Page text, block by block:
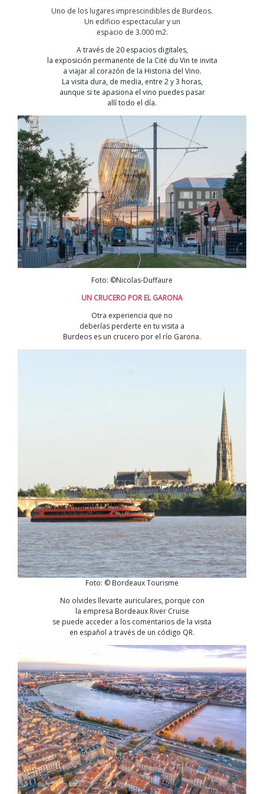
Uno de los lugares imprescindibles de Burdeos.
Un edificio espectacular y un
espacio de 3.000 m2.
A través de 20 espacios digitales,
la exposición permanente de la Cité du Vin te invita
a viajar al corazón de la Historia del Vino.
La visita dura, de media, entre 2 y 3 horas,
aunque si te apasiona el vino puedes pasar
allí todo el día.
Foto: ©Nicolas-Duffaure
UN CRUCERO POR EL GARONA
Otra experiencia que no
deberías perderte en tu visita a
Burdeos es un crucero por el río Garona.
Foto: © Bordeaux Tourisme
No olvides llevarte auriculares, porque con
la empresa Bordeaux River Cruise
se puede acceder a los comentarios de la visita
en español a través de un código QR.